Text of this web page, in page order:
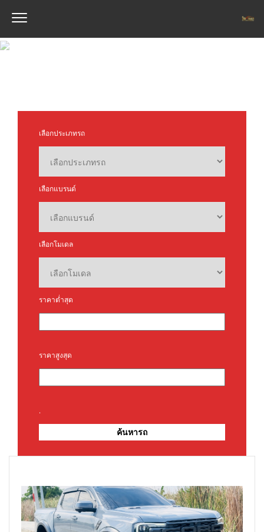
เลือกประเภทรถ
เลือกแบรนด์
เลือกโมเดล
ราคาต่ำสุด
ราคาสูงสุด
.